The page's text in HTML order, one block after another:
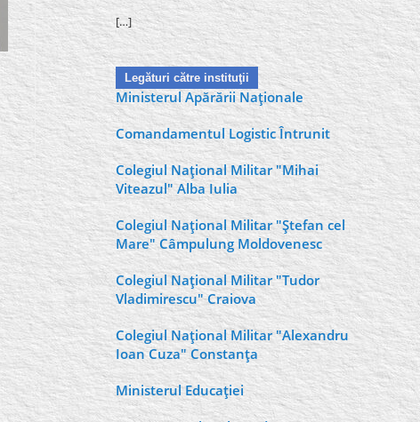
[…]
Legături către instituţii
Ministerul Apărării Naţionale
Comandamentul Logistic Întrunit
Colegiul Naţional Militar "Mihai
Viteazul" Alba Iulia
Colegiul Naţional Militar "Ştefan cel
Mare" Câmpulung Moldovenesc
Colegiul Naţional Militar "Tudor
Vladimirescu" Craiova
Colegiul Naţional Militar "Alexandru
Ioan Cuza" Constanţa
Ministerul Educaţiei